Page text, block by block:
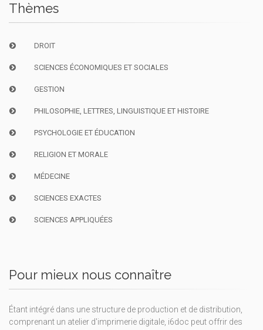
Thèmes
DROIT
SCIENCES ÉCONOMIQUES ET SOCIALES
GESTION
PHILOSOPHIE, LETTRES, LINGUISTIQUE ET HISTOIRE
PSYCHOLOGIE ET ÉDUCATION
RELIGION ET MORALE
MÉDECINE
SCIENCES EXACTES
SCIENCES APPLIQUÉES
Pour mieux nous connaître
Étant intégré dans une structure de production et de distribution,
comprenant un atelier d'imprimerie digitale, i6doc peut offrir des